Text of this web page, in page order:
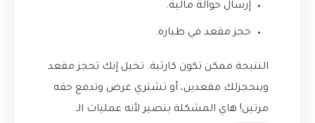
إرسال حوالة مالية.
حجز مقعد في طيارة.
النتيجة ممكن تكون كارثية. تخيل إنك تحجز مقعد
وينحجزلك مقعدين، أو تشتري غرض وتدفع حقه
مرتين! هاي المشكلة بتصير لأنه عمليات الـ